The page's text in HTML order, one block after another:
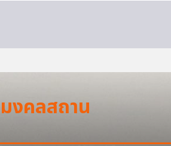
มงคลสถาน